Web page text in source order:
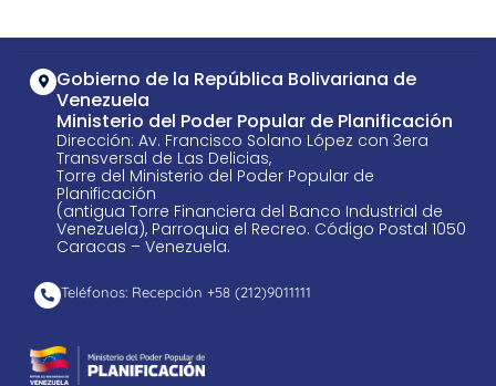
Gobierno de la República Bolivariana de
Venezuela
Ministerio del Poder Popular de Planificación
Dirección: Av. Francisco Solano López con 3era
Transversal de Las Delicias,
Torre del Ministerio del Poder Popular de
Planificación
(antigua Torre Financiera del Banco Industrial de
Venezuela), Parroquia el Recreo. Código Postal 1050
Caracas – Venezuela.
Teléfonos: Recepción +58 ​(212)9011111